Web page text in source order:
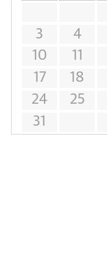
3
4
10
11
17
18
24
25
31